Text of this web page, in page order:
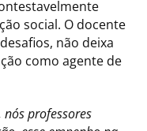
social. O docente
não deixa
como agente de
nós professores